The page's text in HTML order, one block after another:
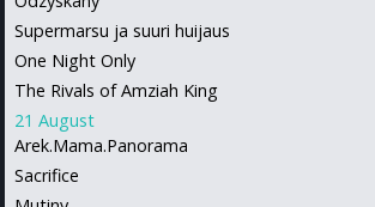
Supermarsu ja suuri huijaus
One Night Only
The Rivals of Amziah King
21 August
Arek.Mama.Panorama
Sacrifice